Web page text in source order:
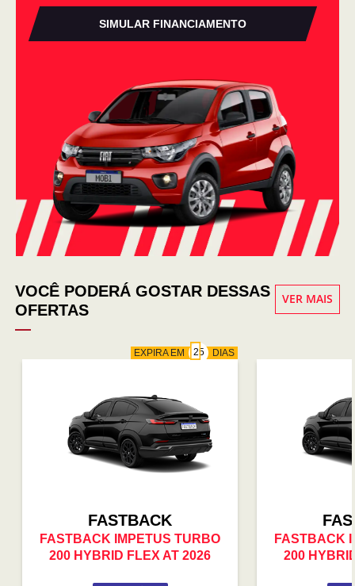
SIMULAR FINANCIAMENTO
VOCÊ PODERÁ GOSTAR DESSAS
OFERTAS
VER MAIS
EXPIRA EM DIAS
FASTBACK
FASTBACK IMPETUS TURBO
200 HYBRID FLEX AT 2026
FASTBACK
200